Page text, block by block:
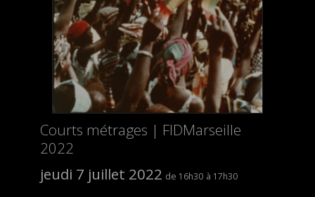
Courts métrages | FIDMarseille
2022
jeudi 7 juillet 2022
16h30 17h30